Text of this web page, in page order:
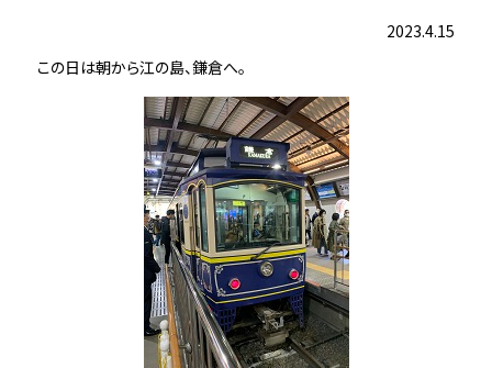
2023.4.15
この日は朝から江の島、鎌倉へ。